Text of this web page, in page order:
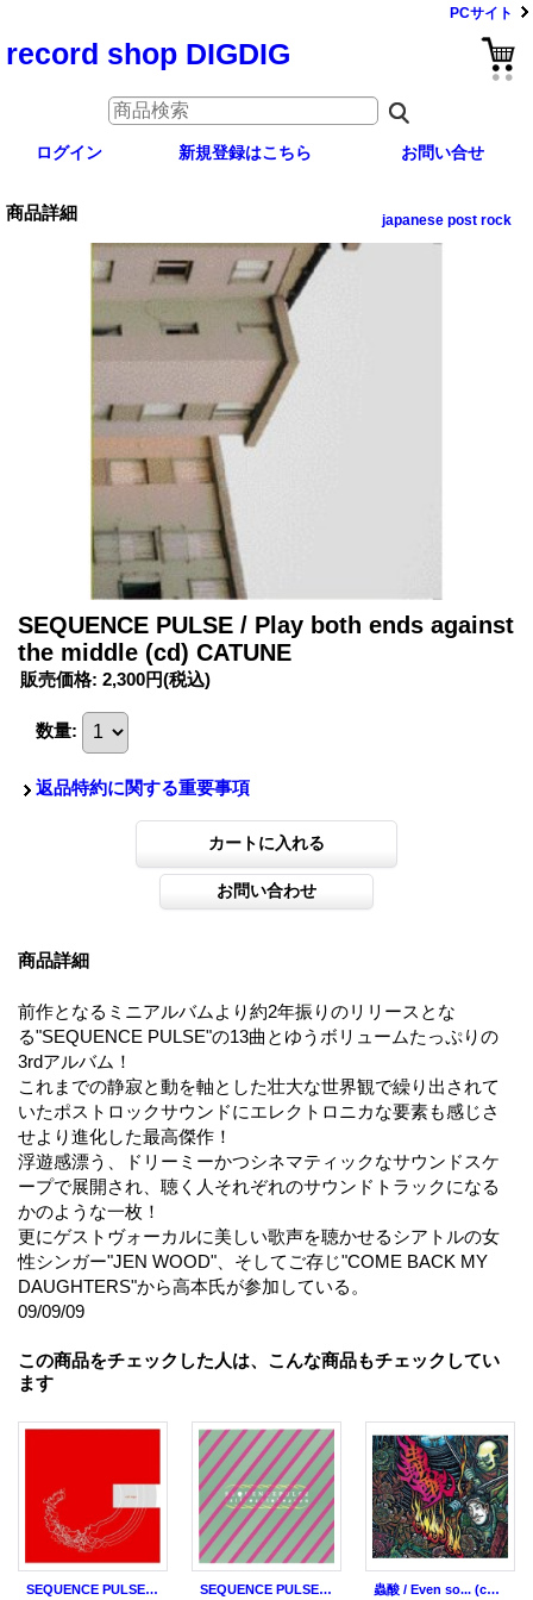
PCサイト
record shop DIGDIG
ログイン 新規登録はこちら お問い合せ
商品詳細 japanese post rock
SEQUENCE PULSE / Play both ends against
the middle (cd) CATUNE
販売価格: 2,300円(税込)
数量:
返品特約に関する重要事項
商品詳細
前作となるミニアルバムより約2年振りのリリースとな
る"SEQUENCE PULSE"の13曲とゆうボリュームたっぷりの
3rdアルバム！
これまでの静寂と動を軸とした壮大な世界観で繰り出されて
いたポストロックサウンドにエレクトロニカな要素も感じさ
せより進化した最高傑作！
浮遊感漂う、ドリーミーかつシネマティックなサウンドスケ
ープで展開され、聴く人それぞれのサウンドトラックになる
かのような一枚！
更にゲストヴォーカルに美しい歌声を聴かせるシアトルの女
性シンガー"JEN WOOD"、そしてご存じ"COME BACK MY
DAUGHTERS"から高本氏が参加している。
09/09/09
この商品をチェックした人は、こんな商品もチェックしてい
ます
SEQUENCE PULSE / call sign (cd) CATUNE SEQUENCE PULSE / RAILROAD TO HEAVEN (cd) Catune 蟲酸 / Even so... (cd) Break the records